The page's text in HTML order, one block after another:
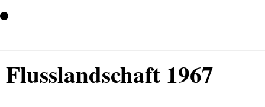
Flusslandschaft 1967